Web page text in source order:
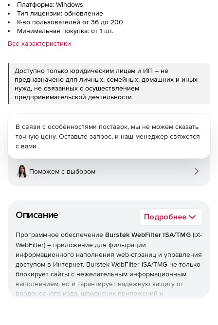
Платформа: Windows
Тип лицензии: обновление
К-во пользователей от 36 до 200
Минимальная покупка: от 1 шт.
Все характеристики
Доступно только юридическим лицам и ИП – не
предназначено для личных, семейных, домашних и иных
нужд, не связанных с осуществлением
предпринимательской деятельности
Описание Подробнее
Программное обеспечение Burstek WebFilter ISA/TMG (bt-
WebFilter) – приложение для фильтрации
информационного наполнения web-страниц и управления
доступом в Интернет. Burstek WebFilter ISA/TMG не только
блокирует сайты с нежелательным информационным
наполнением, но и гарантирует надежную защиту от
вредоносного кода, шпионских приложений и
В связи с особенностями поставок, мы не можем сказать
точную цену. Оставьте запрос, и наш менеджер свяжется
с вами
Поможем с выбором